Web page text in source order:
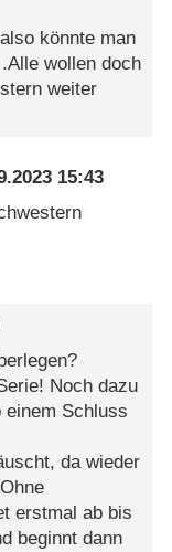
könnte man
wollen doch
weiter
15:43
Noch dazu
Schluss
da wieder
erstmal ab bis
beginnt dann